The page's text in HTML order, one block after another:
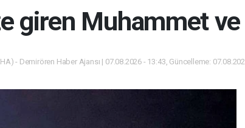
giren Muhammet
- Demirören Haber Ajansı | 07.08.2026 - 13:43, Güncelleme: